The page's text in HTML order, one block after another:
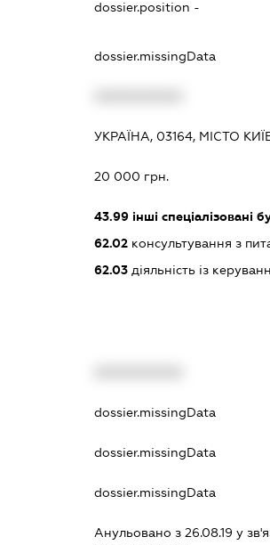
dossier.position -
dossier.missingData
УКРАЇНА, 03164, МІСТО
20 000 грн.
43.99інші спеціалізовані
62.02консультування з
62.03діяльність із
dossier.missingData
dossier.missingData
dossier.missingData
Анульовано з 26.08.19 у